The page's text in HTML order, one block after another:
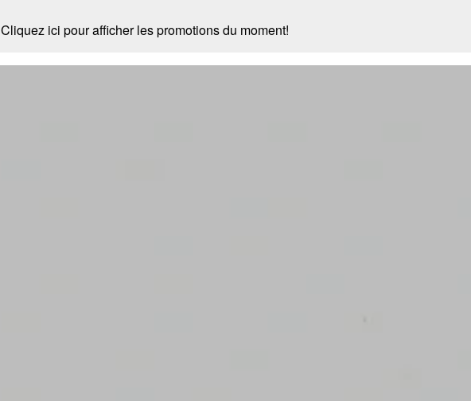
Cliquez ici pour afficher les promotions du moment!